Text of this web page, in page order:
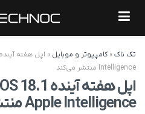
تک ناک»کامپیوتر و موبایل »
Intelligence منتشر می‌کند
Apple Intelligence منتشر می‌کند